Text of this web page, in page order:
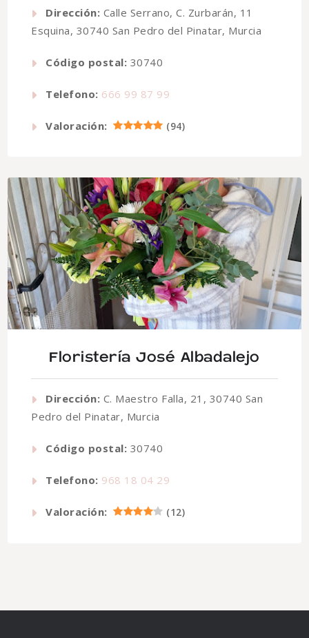
Dirección: Calle Serrano, C. Zurbarán, 11
Esquina, 30740 San Pedro del Pinatar, Murcia
Código postal: 30740
Telefono: 666 99 87 99
Valoración: (94)
Floristería José Albadalejo
Dirección: C. Maestro Falla, 21, 30740 San
Pedro del Pinatar, Murcia
Código postal: 30740
Telefono: 968 18 04 29
Valoración: (12)